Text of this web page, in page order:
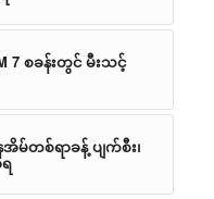
7 စခန်းတွင် မီးသင့်
မ်တစ်ရာခန့် ပျက်စီး၊